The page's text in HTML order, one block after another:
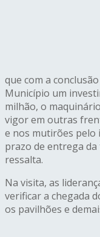
que com a
Município um
milhão, o
vigor em outras
e nos mutirões pelo
prazo de entrega
ressalta.
Na visita, as
verificar a chegada
os pavilhões e